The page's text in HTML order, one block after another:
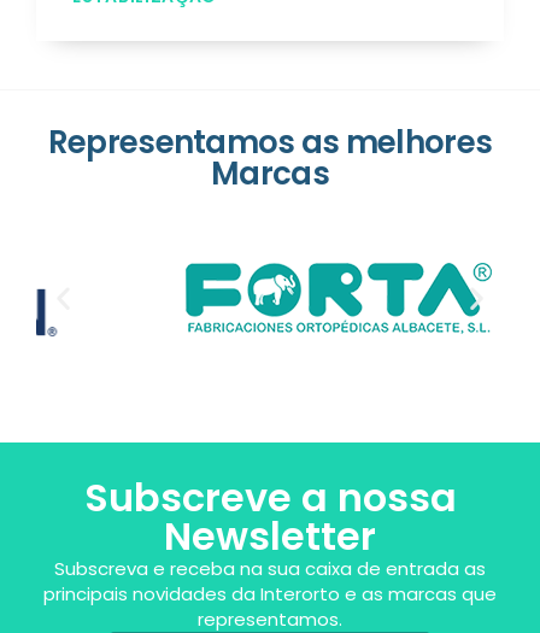
Representamos as melhores
Marcas
Subscreve a nossa
Newsletter
Subscreva e receba na sua caixa de entrada as
principais novidades da Interorto e as marcas que
representamos.